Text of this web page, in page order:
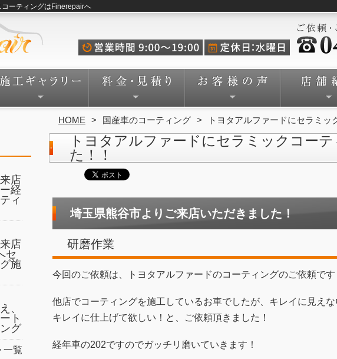
ーティングはFinerepairへ
HOME 国産車のコーティング トヨタアルファードにセラミッ
店
経
ィ
店
セ
施
、
ト
グ
一覧
トヨタアルファードにセラミックコー
た！！
埼玉県熊谷市よりご来店いただきました！
研磨作業
今回のご依頼は、トヨタアルファードのコーティングのご依頼です
他店でコーティングを施工しているお車でしたが、キレイに見えな
キレイに仕上げて欲しい！と、ご依頼頂きました！
経年車の202ですのでガッチリ磨いていきます！